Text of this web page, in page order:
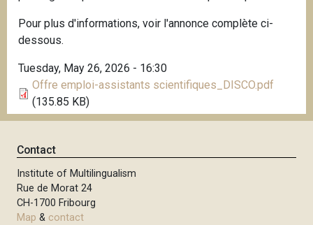
Pour plus d'informations, voir l'annonce complète ci-
dessous.
Tuesday, May 26, 2026 - 16:30
Offre emploi-assistants scientifiques_DISCO.pdf
(135.85 KB)
Contact
Institute of Multilingualism
Rue de Morat 24
CH-1700 Fribourg
Map & contact